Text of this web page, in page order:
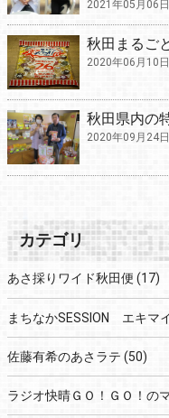
2021年05月06日
秋田まるご
2020年06月10日
秋田県内の
2020年09月24日
カテゴリ
あさ採りワイド秋田便 (17)
まちなかSESSION エキマ
佐藤有希のあさラテ (50)
ラジオ快晴ＧＯ！ＧＯ！の